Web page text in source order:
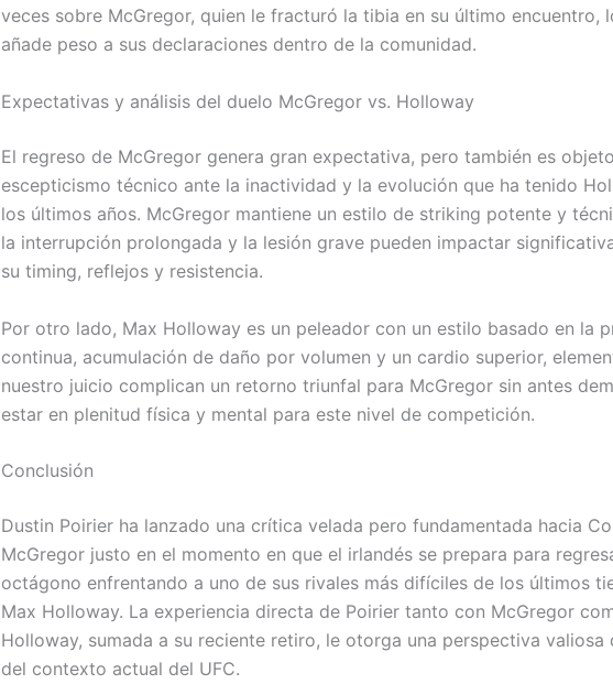
veces sobre McGregor, quien le fracturó la tibia en su último encuentro,
añade peso a sus declaraciones dentro de la comunidad.
Expectativas y análisis del duelo McGregor vs. Holloway
El regreso de McGregor genera gran expectativa, pero también es
escepticismo técnico ante la inactividad y la evolución que ha tenido
los últimos años. McGregor mantiene un estilo de striking potente y
la interrupción prolongada y la lesión grave pueden impactar
su timing, reflejos y resistencia.
Por otro lado, Max Holloway es un peleador con un estilo basado en la
continua, acumulación de daño por volumen y un cardio superior,
nuestro juicio complican un retorno triunfal para McGregor sin antes
estar en plenitud física y mental para este nivel de competición.
Conclusión
Dustin Poirier ha lanzado una crítica velada pero fundamentada hacia
McGregor justo en el momento en que el irlandés se prepara para
octágono enfrentando a uno de sus rivales más difíciles de los últimos
Max Holloway. La experiencia directa de Poirier tanto con McGregor
Holloway, sumada a su reciente retiro, le otorga una perspectiva valiosa
del contexto actual del UFC.